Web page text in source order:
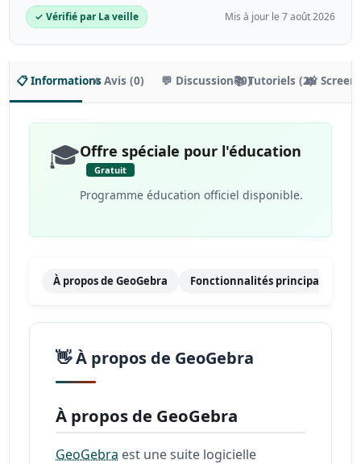
✓ Vérifié par La veille Mis à jour le 7 août 2026
📋 Informations⭐ Avis (0) 💬 Discussion (0)📚 Tutoriels (2)📸
🎓Offre spéciale pour l'éducation
Gratuit
Programme éducation officiel disponible.
À propos de GeoGebra Fonctionnalités principales
👋 À propos de GeoGebra
À propos de GeoGebra
GeoGebra est une suite logicielle